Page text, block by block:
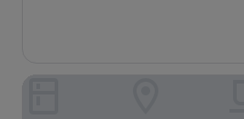
Bewertungen)